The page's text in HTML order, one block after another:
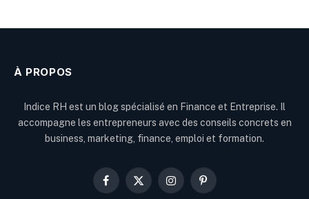
À PROPOS
Indice RH est un blog spécialisé en Finance et Entreprise. Il
accompagne les entrepreneurs avec des conseils concrets en
business, marketing, finance, emploi et formation.
Facebook
X
InstagramPinterest